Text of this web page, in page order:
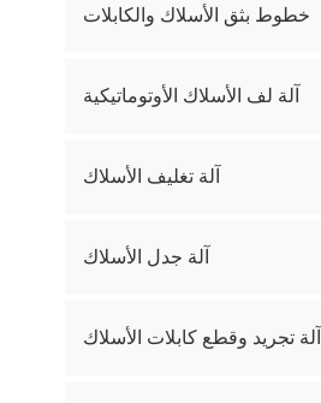
خطوط بثق الأسلاك والكابلات
آلة لف الأسلاك الأوتوماتيكية
آلة تغليف الأسلاك
آلة جدل الأسلاك
آلة تجريد وقطع كابلات الأسلاك